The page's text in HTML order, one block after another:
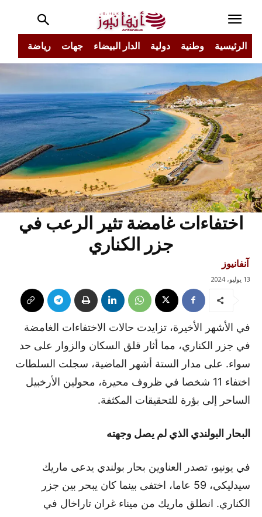
الرئيسية وطنية دولية الدار البيضاء جهات رياضة
اختفاءات غامضة تثير الرعب في
جزر الكناري
آنفانيوز
13 يوليو، 2024
في الأشهر الأخيرة، تزايدت حالات الاختفاءات الغامضة
في جزر الكناري، مما أثار قلق السكان والزوار على حد
سواء. على مدار الستة أشهر الماضية، سجلت السلطات
اختفاء 11 شخصا في ظروف محيرة، محولين الأرخبيل
الساحر إلى بؤرة للتحقيقات المكثفة.
البحار البولندي الذي لم يصل وجهته
في يونيو، تصدر العناوين بحار بولندي يدعى ماريك
سيدليكي، 59 عاما، اختفى بينما كان يبحر بين جزر
الكناري. انطلق ماريك من ميناء غران تاراخال في